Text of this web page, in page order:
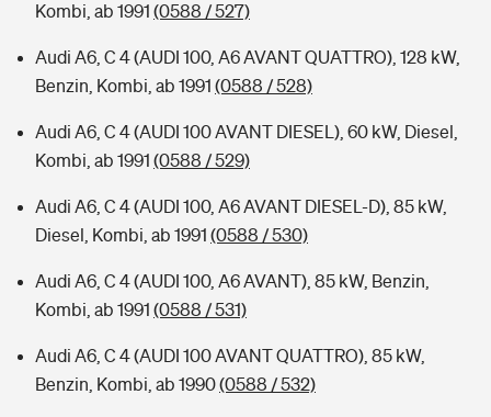
Kombi, ab 1991 (0588 / 527)
Audi A6, C 4 (AUDI 100, A6 AVANT QUATTRO), 128 kW,
Benzin, Kombi, ab 1991 (0588 / 528)
Audi A6, C 4 (AUDI 100 AVANT DIESEL), 60 kW, Diesel,
Kombi, ab 1991 (0588 / 529)
Audi A6, C 4 (AUDI 100, A6 AVANT DIESEL-D), 85 kW,
Diesel, Kombi, ab 1991 (0588 / 530)
Audi A6, C 4 (AUDI 100, A6 AVANT), 85 kW, Benzin,
Kombi, ab 1991 (0588 / 531)
Audi A6, C 4 (AUDI 100 AVANT QUATTRO), 85 kW,
Benzin, Kombi, ab 1990(0588 / 532)